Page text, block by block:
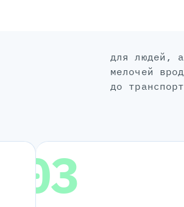
для людей, а не для галочки: без
мелочей
до
03